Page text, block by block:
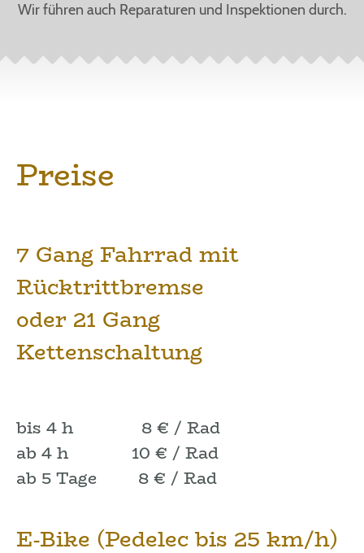
Wir führen auch Reparaturen und Inspektionen durch.
Preise
7 Gang Fahrrad mit
Rücktrittbremse
oder 21 Gang
Kettenschaltung
bis 4 h 8 € / Rad
ab 4 h 10 € / Rad
ab 5 Tage 8 € / Rad
E-Bike (Pedelec bis 25 km/h)